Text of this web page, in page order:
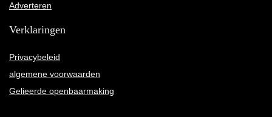
Adverteren
Verklaringen
Privacybeleid
algemene voorwaarden
Gelieerde openbaarmaking